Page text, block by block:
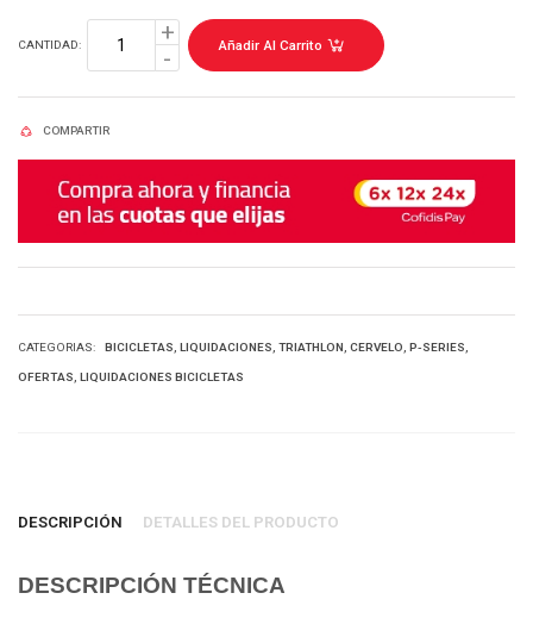
CANTIDAD: Añadir Al Carrito
COMPARTIR
CATEGORIAS: BICICLETAS LIQUIDACIONES TRIATHLON CERVELO P-SERIES
OFERTAS LIQUIDACIONES BICICLETAS
DESCRIPCIÓN DETALLES DEL PRODUCTO
DESCRIPCIÓN TÉCNICA